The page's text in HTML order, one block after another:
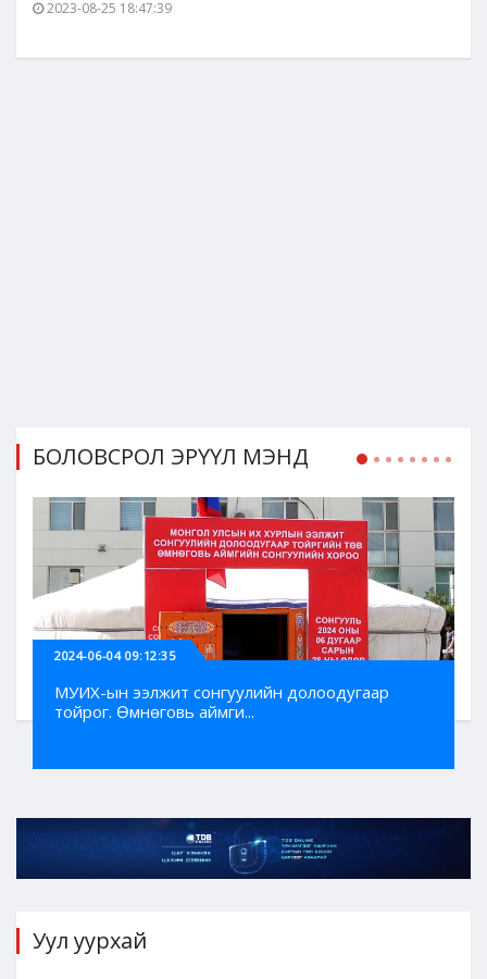
2023-08-25 18:47:39
БОЛОВСРОЛ ЭРҮҮЛ МЭНД
2024-06-04 09:12:35
МУИХ-ын ээлжит сонгуулийн долоодугаар
тойрог. Өмнөговь аймги...
Уул уурхай